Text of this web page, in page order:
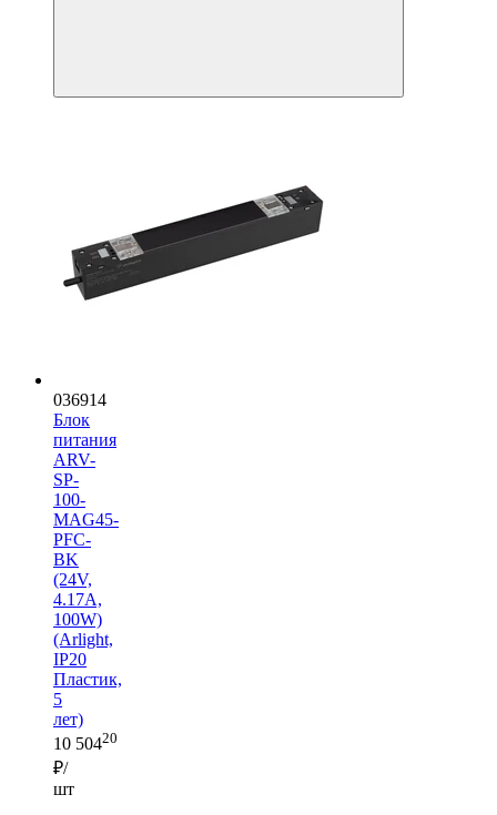
036914
Блок
питания
ARV-
SP-
100-
MAG45-
PFC-
BK
(24V,
4.17A,
100W)
(Arlight,
IP20
Пластик,
5
лет)
10 50420
₽/
шт